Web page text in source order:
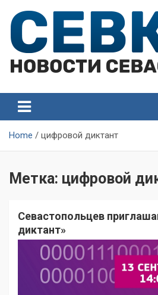
content
Севастополя
Севастополя
Home цифровой диктант
Метка: цифровой
Севастопольцев
диктант»